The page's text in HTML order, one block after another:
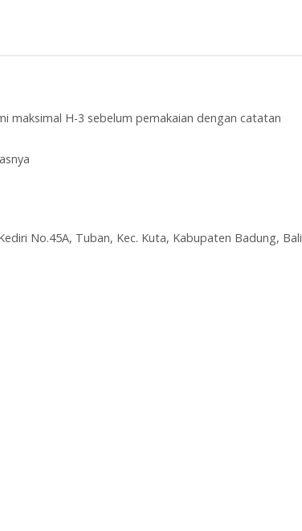
maksimal H-3 sebelum pemakaian dengan catatan
No.45A, Tuban, Kec. Kuta, Kabupaten Badung, Bali